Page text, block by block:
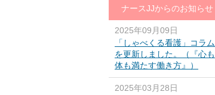
ナースJJからのお知らせ
2025年09月09日
「しゃべくる看護」コラム
を更新しました。（『心も
体も満たす働き方』）
2025年03月28日